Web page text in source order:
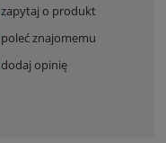
zapytaj o produkt
poleć znajomemu
dodaj opinię